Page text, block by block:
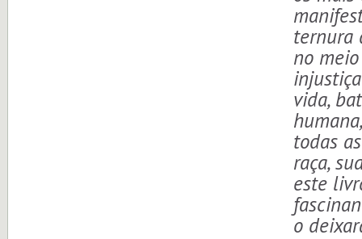
ternura
no
vida,
todas
raça,
este
o